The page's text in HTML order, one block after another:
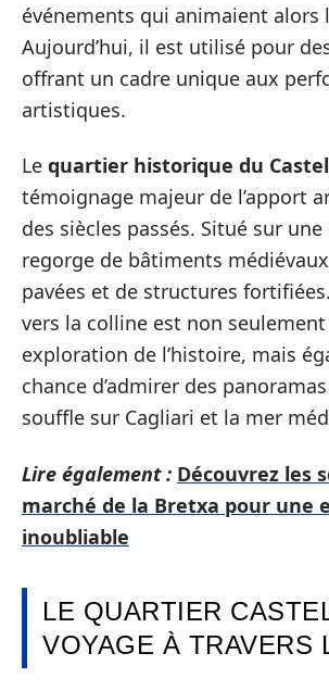
événements qui animaient alors
Aujourd’hui, il est utilisé pour
offrant un cadre unique aux
artistiques.
Le quartier historique du
témoignage majeur de l’apport
des siècles passés. Situé sur
regorge de bâtiments
pavées et de structures
vers la colline est non
exploration de l’histoire, mais
chance d’admirer des
souffle sur Cagliari et la mer
Lire également : Découvrez les
marché de la Bretxa pour une
inoubliable
LE QUARTIER
VOYAGE À TRAVERS